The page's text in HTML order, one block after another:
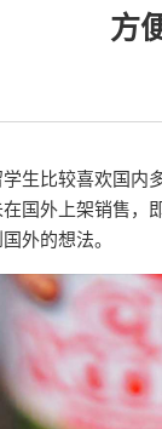
方
生比较喜欢国内
国外上架销售，
外的想法。